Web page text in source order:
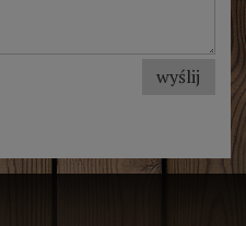
wyślij